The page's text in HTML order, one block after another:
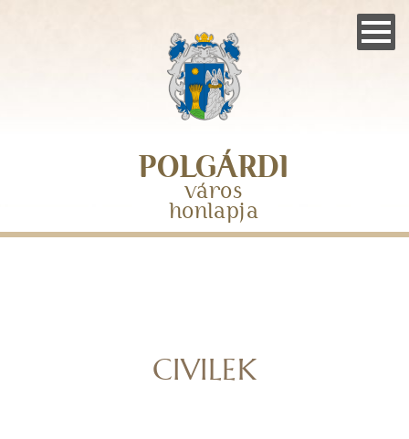
POLGÁRDI
város
honlapja
CIVILEK